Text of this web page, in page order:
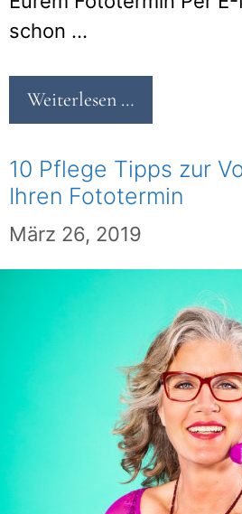
schon …
Weiterlesen …
10 Pflege Tipps zur
Ihren Fototermin
März 26, 2019